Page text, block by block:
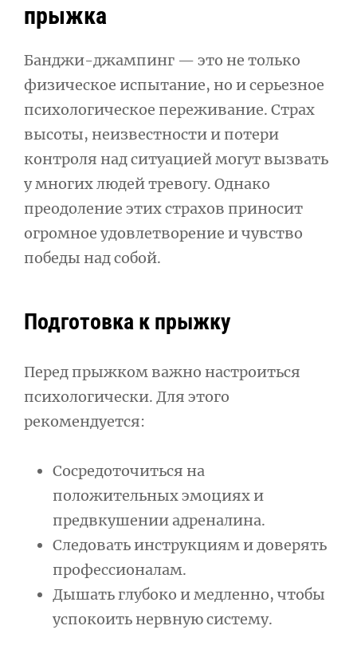
прыжка
Банджи-джампинг — это не только
физическое испытание, но и серьезное
психологическое переживание. Страх
высоты, неизвестности и потери
контроля над ситуацией могут вызвать
у многих людей тревогу. Однако
преодоление этих страхов приносит
огромное удовлетворение и чувство
победы над собой.
Подготовка к прыжку
Перед прыжком важно настроиться
психологически. Для этого
рекомендуется:
Сосредоточиться на
положительных эмоциях и
предвкушении адреналина.
Следовать инструкциям и доверять
профессионалам.
Дышать глубоко и медленно, чтобы
успокоить нервную систему.